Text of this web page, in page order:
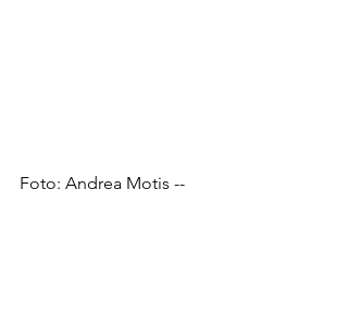
Foto: Andrea Motis --